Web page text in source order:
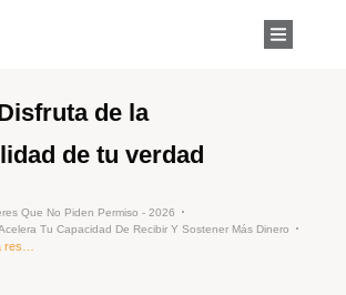
de la
de tu verdad
Que No Piden Permiso - 2026
Tu Capacidad De Recibir Y Sostener Más Dinero